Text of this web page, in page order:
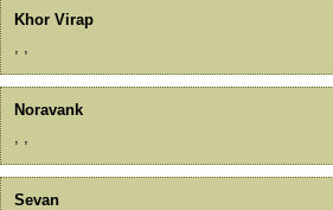
Khor Virap
, ,
Noravank
, ,
Sevan